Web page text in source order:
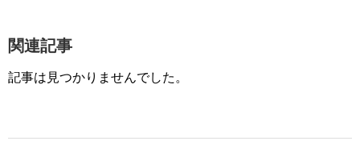
関連記事
記事は見つかりませんでした。